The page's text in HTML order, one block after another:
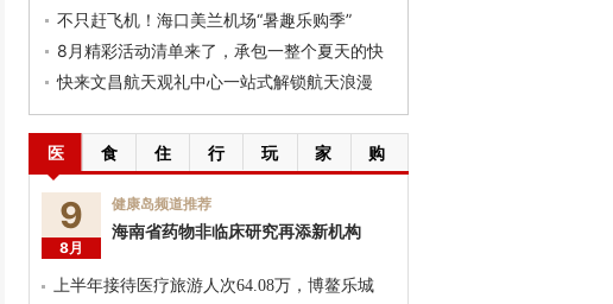
不只赶飞机！海口美兰机场“暑趣乐购季”
8月精彩活动清单来了，承包一整个夏天的快
快来文昌航天观礼中心一站式解锁航天浪漫
医 食 住 行 玩 家 购
9
8月
健康岛频道推荐
海南省药物非临床研究再添新机构
上半年接待医疗旅游人次64.08万，博鳌乐城